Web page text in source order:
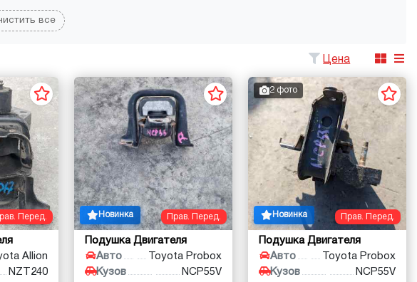
все
Цена
Перед.
Allion
NZT240
Прав. Перед.
Новинка
Подушка Двигателя
Авто
Toyota Probox
Кузов
NCP55V
Прав. Перед.
2 фото
Новинка
Подушка Двигателя
Авто
Toyota Probox
Кузов
NCP55V